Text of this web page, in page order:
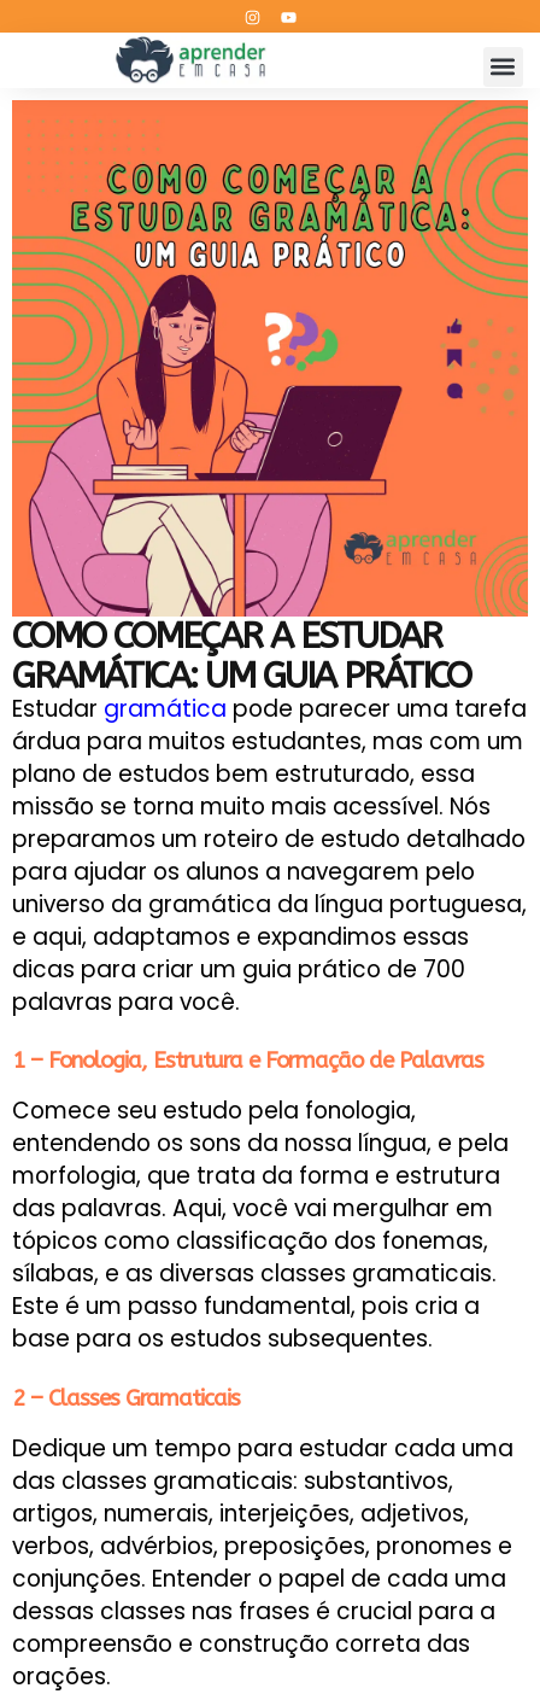
COMO COMEÇAR A ESTUDAR
GRAMÁTICA: UM GUIA PRÁTICO
Estudar gramática pode parecer uma tarefa
árdua para muitos estudantes, mas com um
plano de estudos bem estruturado, essa
missão se torna muito mais acessível. Nós
preparamos um roteiro de estudo detalhado
para ajudar os alunos a navegarem pelo
universo da gramática da língua portuguesa,
e aqui, adaptamos e expandimos essas
dicas para criar um guia prático de 700
palavras para você.
1 – Fonologia, Estrutura e Formação de Palavras
Comece seu estudo pela fonologia,
entendendo os sons da nossa língua, e pela
morfologia, que trata da forma e estrutura
das palavras. Aqui, você vai mergulhar em
tópicos como classificação dos fonemas,
sílabas, e as diversas classes gramaticais.
Este é um passo fundamental, pois cria a
base para os estudos subsequentes.
2 – Classes Gramaticais
Dedique um tempo para estudar cada uma
das classes gramaticais: substantivos,
artigos, numerais, interjeições, adjetivos,
verbos, advérbios, preposições, pronomes e
conjunções. Entender o papel de cada uma
dessas classes nas frases é crucial para a
compreensão e construção correta das
orações.